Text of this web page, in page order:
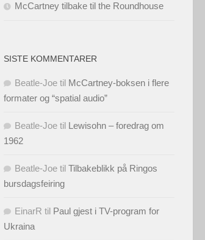
McCartney tilbake til the Roundhouse
SISTE KOMMENTARER
Beatle-Joe til McCartney-boksen i flere
formater og “spatial audio”
Beatle-Joe til Lewisohn – foredrag om
1962
Beatle-Joe til Tilbakeblikk på Ringos
bursdagsfeiring
EinarR til Paul gjest i TV-program for
Ukraina